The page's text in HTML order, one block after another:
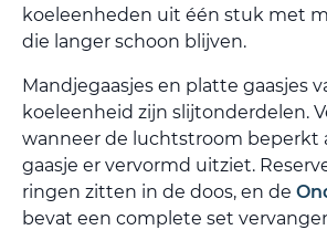
koeleenheden uit één stuk met
die langer schoon blijven.
Mandjegaasjes en platte gaasjes
koeleenheid zijn slijtonderdelen.
wanneer de luchtstroom beperkt
gaasje er vervormd uitziet.
ringen zitten in de doos, en de
bevat een complete set